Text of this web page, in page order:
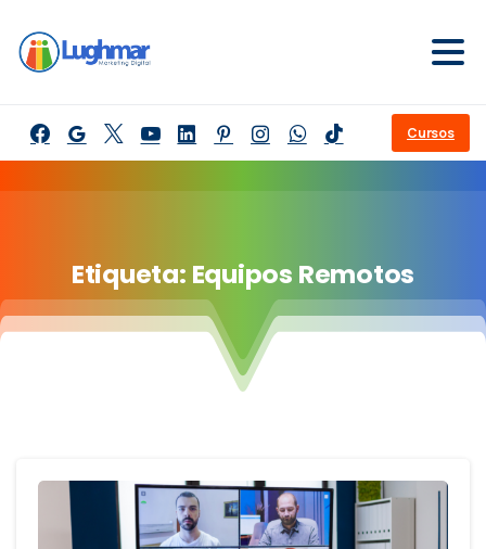
Cursos
Etiqueta: Equipos Remotos